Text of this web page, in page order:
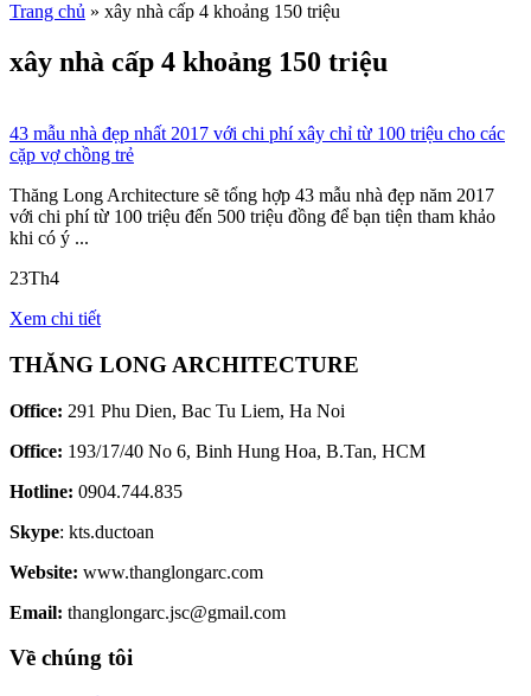
Trang chủ » xây nhà cấp 4 khoảng 150 triệu
xây nhà cấp 4 khoảng 150 triệu
43 mẫu nhà đẹp nhất 2017 với chi phí xây chỉ từ 100 triệu cho các
cặp vợ chồng trẻ
Thăng Long Architecture sẽ tổng hợp 43 mẫu nhà đẹp năm 2017
với chi phí từ 100 triệu đến 500 triệu đồng để bạn tiện tham khảo
khi có ý ...
23Th4
Xem chi tiết
THĂNG LONG ARCHITECTURE
Office: 291 Phu Dien, Bac Tu Liem, Ha Noi
Office: 193/17/40 No 6, Binh Hung Hoa, B.Tan, HCM
Hotline: 0904.744.835
Skype: kts.ductoan
Website: www.thanglongarc.com
Email: thanglongarc.jsc@gmail.com
Về chúng tôi